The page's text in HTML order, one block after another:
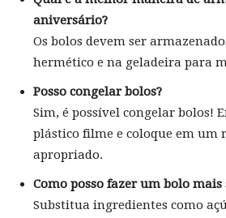
aniversário?
Os bolos devem ser
hermético e na geladeira para
Posso congelar bolos?
Sim, é possível congelar bolos!
plástico filme e coloque em um
apropriado.
Como posso fazer um bolo mais
Substitua ingredientes como